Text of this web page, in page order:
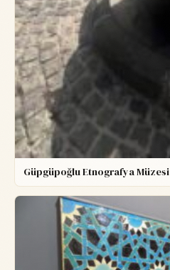
Güpgüpoğlu Etnografya Müzesi